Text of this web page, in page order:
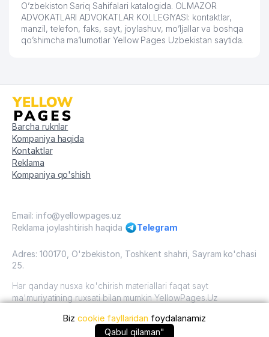
O’zbekiston Sariq Sahifalari katalogida. OLMAZOR
ADVOKATLARI ADVOKATLAR KOLLEGIYASI: kontaktlar,
manzil, telefon, faks, sayt, joylashuv, mo’ljallar va boshqa
qo’shimcha ma’lumotlar Yellow Pages Uzbekistan saytida.
+99871 ... qo'ng'iroq qilish
Barcha ruknlar
Kompaniya haqida
Kontaktlar
Reklama
Kompaniya qo'shish
Email: info@yellowpages.uz
Reklama joylashtirish haqida
Telegram
Adres: 100170, O'zbekiston, Toshkent shahri, Sayram ko'chasi
25.
Har qanday nusxa ko'chirish materiallari faqat sayt
ma'muriyatining ruxsati bilan mumkin YellowPages.Uz
O'zbekiston, 2009 - 2026 / O'zbekiston "sariq
sahifalar"mualliflik huquqi. Barcha huquqlar himoyalangan.
Bizcookie fayllaridan foydalanamiz
Qabul qilaman"